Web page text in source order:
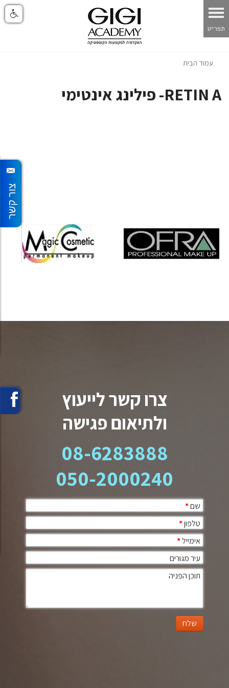
עמוד הבית
RETIN A- פילינג אינטימי
צרו קשר לייעוץ
ולתיאום פגישה
08-6283888
050-2000240
שם*
טלפון*
אימייל*
עיר מגורים
תוכן הפניה
שלח
צור קשר